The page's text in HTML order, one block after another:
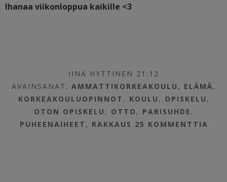
Ihanaa viikonloppua kaikille <3
IINA HYTTINEN 21:12
AVAINSANAT:AMMATTIKORKEAKOULU , ELÄMÄ,
KORKEAKOULUOPINNOT , KOULU , OPISKELU ,
OTON OPISKELU , OTTO , PARISUHDE ,
PUHEENAIHEET , RAKKAUS 25 KOMMENTTIA